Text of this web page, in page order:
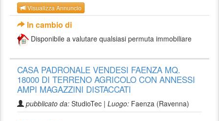
Visualizza Annuncio
In cambio di
Disponibile a valutare qualsiasi permuta immobiliare
CASA PADRONALE VENDESI FAENZA MQ.
18000 DI TERRENO AGRICOLO CON ANNESSI
AMPI MAGAZZINI DISTACCATI
pubblicato da: StudioTec | Luogo: Faenza (Ravenna)